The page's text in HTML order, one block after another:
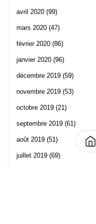
avril 2020 (99)
mars 2020 (47)
février 2020 (86)
janvier 2020 (96)
décembre 2019 (59)
novembre 2019 (53)
octobre 2019 (21)
septembre 2019 (61)
août 2019 (51)
juillet 2019 (69)